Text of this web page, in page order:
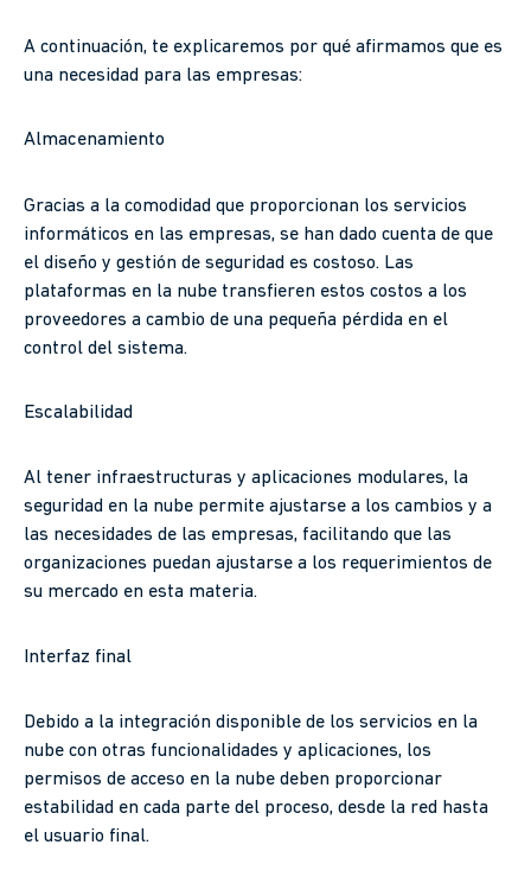
A continuación, te explicaremos por qué afirmamos que es
una necesidad para las empresas:
Almacenamiento
Gracias a la comodidad que proporcionan los servicios
informáticos en las empresas, se han dado cuenta de que
el diseño y gestión de seguridad es costoso. Las
plataformas en la nube transfieren estos costos a los
proveedores a cambio de una pequeña pérdida en el
control del sistema.
Escalabilidad
Al tener infraestructuras y aplicaciones modulares, la
seguridad en la nube permite ajustarse a los cambios y a
las necesidades de las empresas, facilitando que las
organizaciones puedan ajustarse a los requerimientos de
su mercado en esta materia.
Interfaz final
Debido a la integración disponible de los servicios en la
nube con otras funcionalidades y aplicaciones, los
permisos de acceso en la nube deben proporcionar
estabilidad en cada parte del proceso, desde la red hasta
el usuario final.